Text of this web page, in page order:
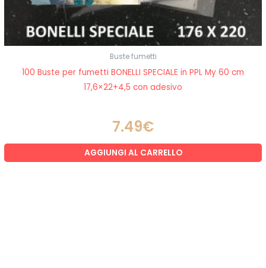
Buste fumetti
100 Buste per fumetti BONELLI SPECIALE in PPL My 60 cm
17,6×22+4,5 con adesivo
7.49€
AGGIUNGI AL CARRELLO